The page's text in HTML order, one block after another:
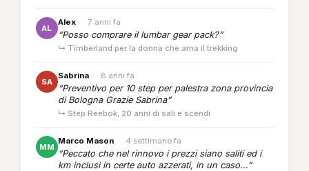
AL
Alex · 7 anni fa
“Posso comprare il lumbar gear pack?”
↳ Timberland per la donna che ama il trekking
SA
Sabrina · 8 anni fa
“Preventivo per 10 step per palestra zona provincia
di Bologna Grazie Sabrina”
↳ Step Reebok, 20 anni di sali e scendi
MM
Marco Mason · 4 settimane fa
“Peccato che nel rinnovo i prezzi siano saliti ed i
km inclusi in certe auto azzerati, in un caso...”